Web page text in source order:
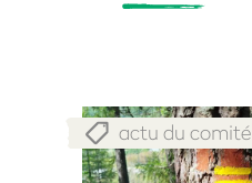
actu du comité